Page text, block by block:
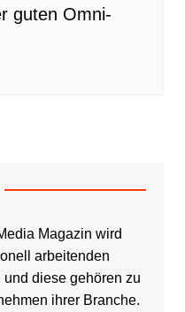
guten Omni-
Magazin wird
arbeitenden
diese gehören zu
ihrer Branche.